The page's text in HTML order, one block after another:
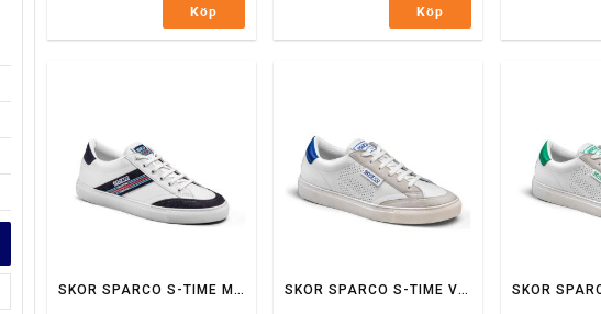
Köp Köp
SKOR SPARCO S-TIME MARTINI RACING SNEAKERS VIT/BLÅ SKOR SPARCO S-TIME VIT/BLÅ